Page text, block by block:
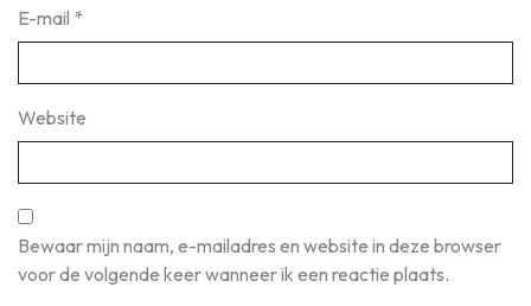
E-mail *
Website
Bewaar mijn naam, e-mailadres en website in deze browser
voor de volgende keer wanneer ik een reactie plaats.